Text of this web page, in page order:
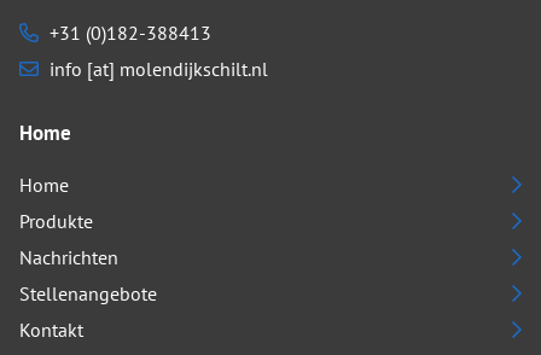
+31 (0)182-388413
info [at] molendijkschilt.nl
Home
Home
Produkte
Nachrichten
Stellenangebote
Kontakt